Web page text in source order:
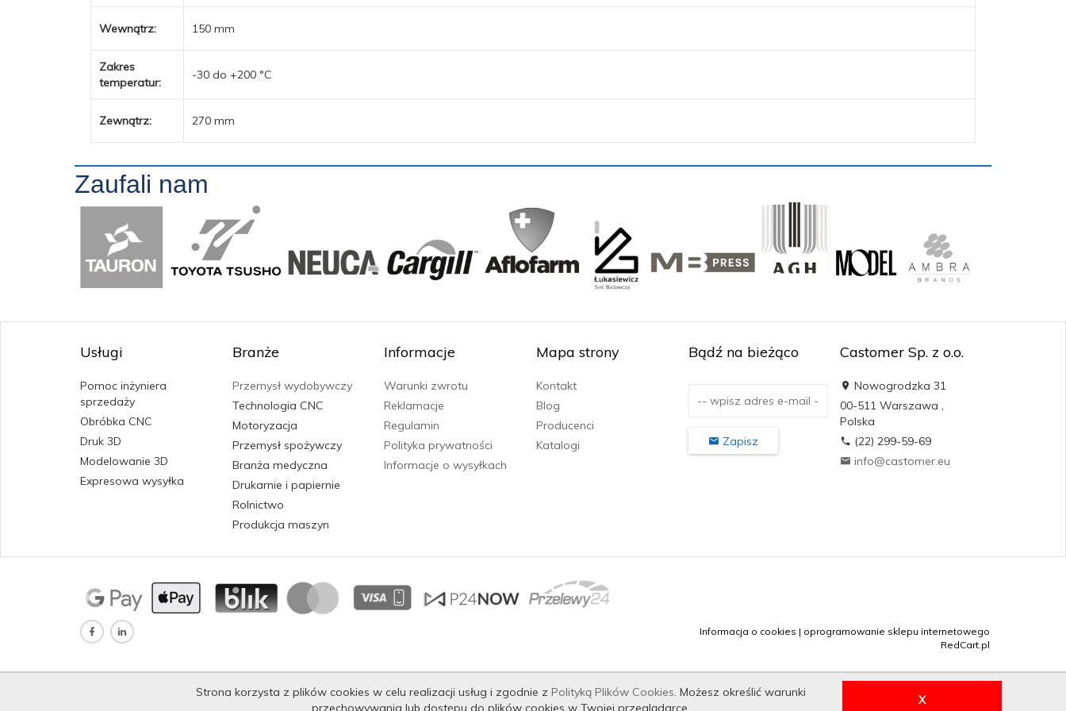
Wewnątrz: 150 mm
Zakres
temperatur:
-30 do +200 °C
Zewnątrz: 270 mm
Zaufali nam
Usługi
Pomoc inżyniera
sprzedaży
Obróbka CNC
Druk 3D
Modelowanie 3D
Expresowa wysyłka
Branże
Przemysł wydobywczy
Technologia CNC
Motoryzacja
Przemysł spożywczy
Branża medyczna
Drukarnie i papiernie
Rolnictwo
Produkcja maszyn
Informacje
Warunki zwrotu
Reklamacje
Regulamin
Polityka prywatności
Informacje o wysyłkach
Mapa strony
Kontakt
Blog
Producenci
Katalogi
Bądź na bieżąco
Zapisz
Castomer Sp. z o.o.
Nowogrodzka 31
00-511 Warszawa ,
Polska
(22) 299-59-69
info@castomer.eu
Informacja o cookies | oprogramowanie sklepu internetowego
RedCart.pl
Strona korzysta z plików cookies w celu realizacji usług i zgodnie z Polityką Plików Cookies . Możesz określić warunki
przechowywania lub dostępu do plików cookies w Twojej przeglądarce.
X